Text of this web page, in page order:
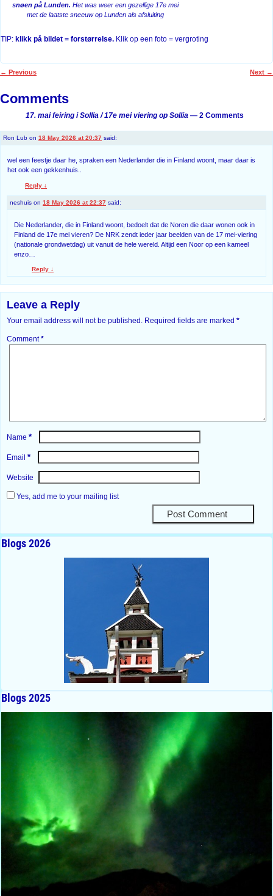
snøen på Lunden. Het was weer een gezellige 17e mei
met de laatste sneeuw op Lunden als afsluiting
TIP: klikk på bildet = forstørrelse. Klik op een foto = vergroting
← Previous Next →
Comments
17. mai feiring i Sollia / 17e mei viering op Sollia — 2 Comments
Ron Lub on 18 May 2026 at 20:37 said:
wel een feestje daar he, spraken een Nederlander die in Finland woont, maar daar is
het ook een gekkenhuis..
Reply ↓
neshuis on 18 May 2026 at 22:37 said:
Die Nederlander, die in Finland woont, bedoelt dat de Noren die daar wonen ook in
Finland de 17e mei vieren? De NRK zendt ieder jaar beelden van de 17 mei-viering
(nationale grondwetdag) uit vanuit de hele wereld. Altijd een Noor op een kameel
enzo…
Reply ↓
Leave a Reply
Your email address will not be published. Required fields are marked *
Comment*
Name *
Email *
Website
Yes, add me to your mailing list
Blogs 2026
Blogs 2025